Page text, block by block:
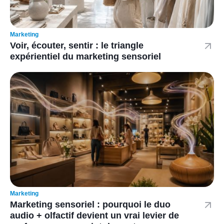
Marketing
Voir, écouter, sentir : le triangle
expérientiel du marketing sensoriel
Marketing
Marketing sensoriel : pourquoi le duo
audio + olfactif devient un vrai levier de